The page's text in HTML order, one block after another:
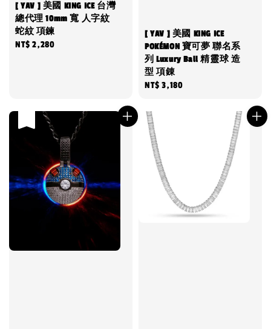
[ YAV ] 美國 KING ICE 台灣
總代理 10mm 寬 人字紋
蛇紋 項鍊
Regular
NT$ 2,280
[ YAV ] 美國 KING ICE
POKÉMON 寶可夢 聯名系
列 Luxury Ball 精靈球 造
型 項錬
Regular
NT$ 3,180